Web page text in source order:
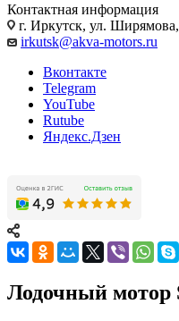
Контактная информация
г. Иркутск, ул. Ширямова,
irkutsk@akva-motors.ru
Вконтакте
Telegram
YouTube
Rutube
Яндекс.Дзен
Лодочный мотор